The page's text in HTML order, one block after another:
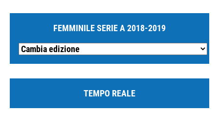
FEMMINILE SERIE A 2018-2019
TEMPO REALE